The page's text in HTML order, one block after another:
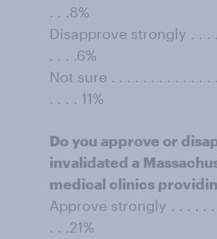
. . .8%
Disapprove strongly . . .
. . . .6%
Not sure . . . . . . . . . . . . .
. . . . 11%
Do you approve or
invalidated a
medical clinics
Approve strongly . . . . . .
. . .21%